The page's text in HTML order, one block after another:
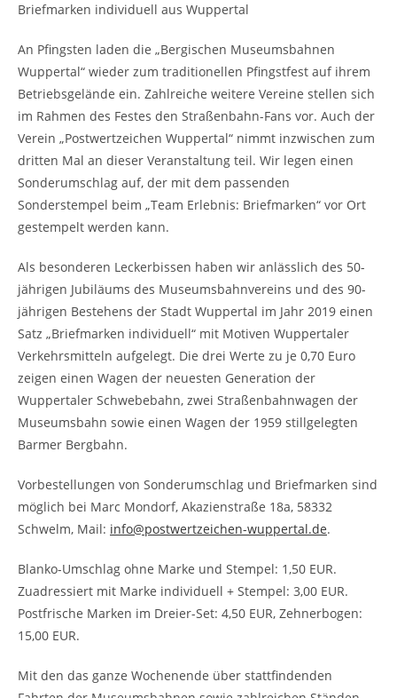
Briefmarken individuell aus Wuppertal
An Pfingsten laden die „Bergischen Museumsbahnen
Wuppertal“ wieder zum traditionellen Pfingstfest auf ihrem
Betriebsgelände ein. Zahlreiche weitere Vereine stellen sich
im Rahmen des Festes den Straßenbahn-Fans vor. Auch der
Verein „Postwertzeichen Wuppertal“ nimmt inzwischen zum
dritten Mal an dieser Veranstaltung teil. Wir legen einen
Sonderumschlag auf, der mit dem passenden
Sonderstempel beim „Team Erlebnis: Briefmarken“ vor Ort
gestempelt werden kann.
Als besonderen Leckerbissen haben wir anlässlich des 50-
jährigen Jubiläums des Museumsbahnvereins und des 90-
jährigen Bestehens der Stadt Wuppertal im Jahr 2019 einen
Satz „Briefmarken individuell“ mit Motiven Wuppertaler
Verkehrsmitteln aufgelegt. Die drei Werte zu je 0,70 Euro
zeigen einen Wagen der neuesten Generation der
Wuppertaler Schwebebahn, zwei Straßenbahnwagen der
Museumsbahn sowie einen Wagen der 1959 stillgelegten
Barmer Bergbahn.
Vorbestellungen von Sonderumschlag und Briefmarken sind
möglich bei Marc Mondorf, Akazienstraße 18a, 58332
Schwelm, Mail: info@postwertzeichen-wuppertal.de.
Blanko-Umschlag ohne Marke und Stempel: 1,50 EUR.
Zuadressiert mit Marke individuell + Stempel: 3,00 EUR.
Postfrische Marken im Dreier-Set: 4,50 EUR, Zehnerbogen:
15,00 EUR.
Mit den das ganze Wochenende über stattfindenden